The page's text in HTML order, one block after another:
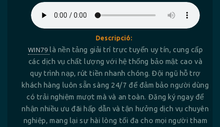
Descripció:
WIN79 là nền tảng giải trí trực tuyến uy tín, cung cấp
các dịch vụ chất lượng với hệ thống bảo mật cao và
quy trình nạp, rút tiền nhanh chóng. Đội ngũ hỗ trợ
khách hàng luôn sẵn sàng 24/7 để đảm bảo người dùng
có trải nghiệm mượt mà và an toàn. Đăng ký ngay để
nhận nhiều ưu đãi hấp dẫn và tận hưởng dịch vụ chuyên
nghiệp, mang lại sự hài lòng tối đa cho mọi người tham